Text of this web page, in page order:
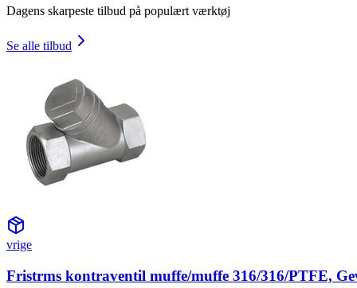
Dagens skarpeste tilbud på populært værktøj
Se alle tilbud
vrige
Fristrms kontraventil muffe/muffe 316/316/PTFE,